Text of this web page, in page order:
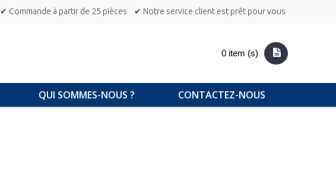
✔ Commande à partir de 25 pièces ✔ Notre service client est prêt pour vous
0 item (s)
QUI SOMMES-NOUS ? CONTACTEZ-NOUS